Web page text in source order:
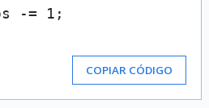
-= 1;
COPIAR CÓDIGO